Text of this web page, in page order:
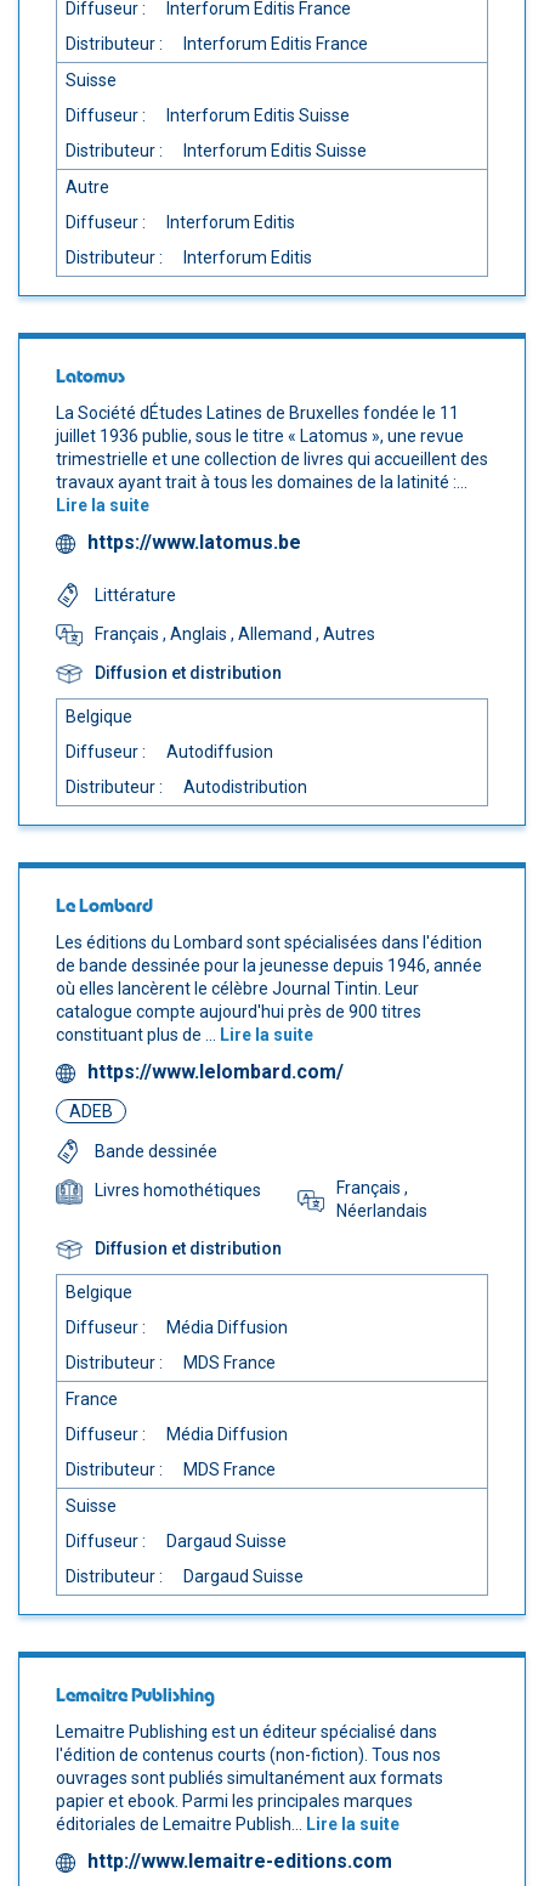
Diffuseur :
Interforum Editis France
Distributeur :
Interforum Editis France
Suisse
Diffuseur :
Interforum Editis Suisse
Distributeur :
Interforum Editis Suisse
Autre
Diffuseur :
Interforum Editis
Distributeur :
Interforum Editis
Latomus
La Société dÉtudes Latines de Bruxelles fondée le 11
juillet 1936 publie, sous le titre « Latomus », une revue
trimestrielle et une collection de livres qui accueillent des
travaux ayant trait à tous les domaines de la latinité :...
Lire la suite
https://www.latomus.be
Littérature
Français , Anglais , Allemand , Autres
Diffusion et distribution
Belgique
Diffuseur :
Autodiffusion
Distributeur :
Autodistribution
Le Lombard
Les éditions du Lombard sont spécialisées dans l'édition
de bande dessinée pour la jeunesse depuis 1946, année
où elles lancèrent le célèbre Journal Tintin. Leur
catalogue compte aujourd'hui près de 900 titres
constituant plus de ... Lire la suite
https://www.lelombard.com/
ADEB
Bande dessinée
Livres homothétiques
Français ,
Néerlandais
Diffusion et distribution
Belgique
Diffuseur :
Média Diffusion
Distributeur :
MDS France
France
Diffuseur :
Média Diffusion
Distributeur :
MDS France
Suisse
Diffuseur :
Dargaud Suisse
Distributeur :
Dargaud Suisse
Lemaitre Publishing
Lemaitre Publishing est un éditeur spécialisé dans
l'édition de contenus courts (non-fiction). Tous nos
ouvrages sont publiés simultanément aux formats
papier et ebook. Parmi les principales marques
éditoriales de Lemaitre Publish... Lire la suite
http://www.lemaitre-editions.com